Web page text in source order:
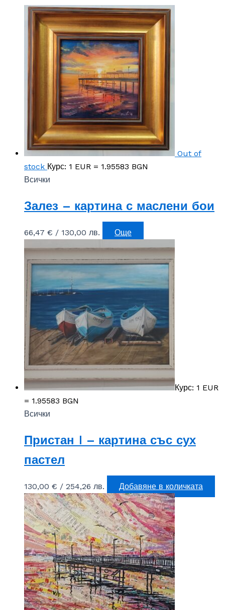
Out of
stock Курс: 1 EUR = 1.95583 BGN
Всички
Залез – картина с маслени бои
66,47 € / 130,00 лв. Още
Курс: 1 EUR
= 1.95583 BGN
Всички
Пристан I – картина със сух
пастел
130,00 € / 254,26 лв. Добавяне в количката